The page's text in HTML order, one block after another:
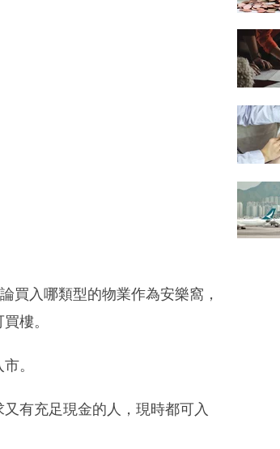
買入哪類型的物業作為安樂窩，
樓。
。
有充足現金的人，現時都可入